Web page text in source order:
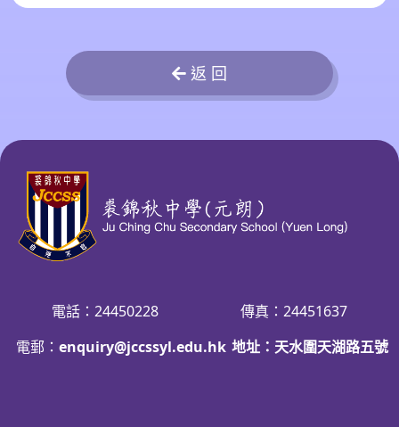
返 回
電話：24450228
傳真：24451637
電郵： enquiry@jccssyl.edu.hk 地址：天水圍天湖路五號